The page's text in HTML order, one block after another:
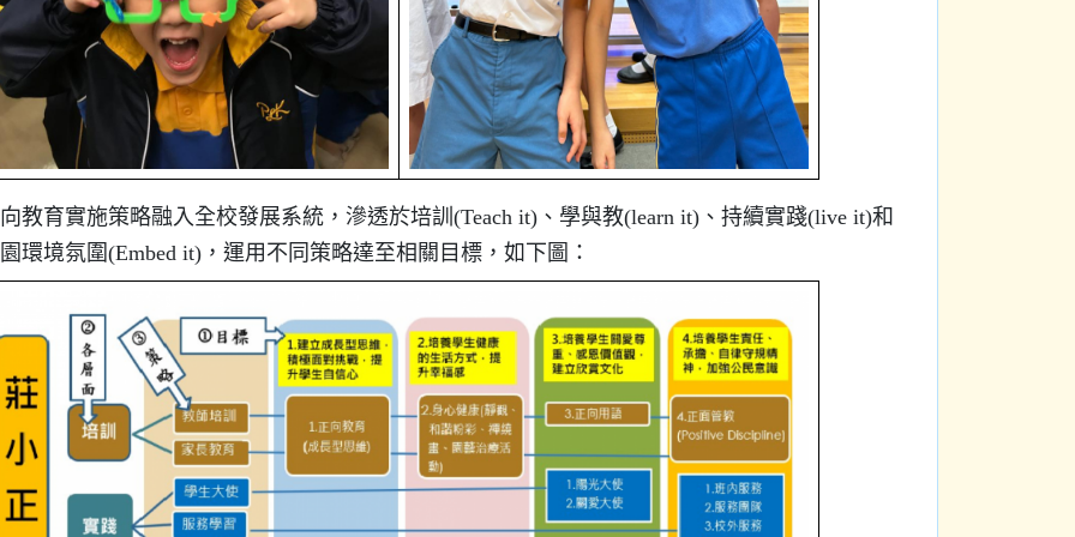
教育實施策略融入全校發展系統，滲透於培訓(Teach it)、學與教(learn it)、持續實踐(live it)和
環境氛圍(Embed it)，運用不同策略達至相關目標，如下圖：